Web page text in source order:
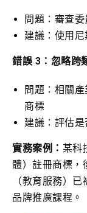
問題：審查
建議：使用
錯誤 3：忽略跨
問題：相關
商標
建議：評估
實務案例： 某科
體）註冊商標，
（教育服務）
品牌推廣課程。